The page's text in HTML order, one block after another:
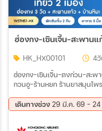
ฮ่องกง-เซินเจิ้น-สะพาน
HK_HX00101 4
ฮ่องกง-เซินเจิ้น-ตงก่วน-สะ
กวนอู-ร้านหยก ร้านยาสมุนไพ
เวอร์รี่-เจ้าแม่กวนอิมฮองฮำ
เดินทางช่วง 29 มี.ค. 69 - 24
11 ส.ค. 69 - 14 ส.ค. 69